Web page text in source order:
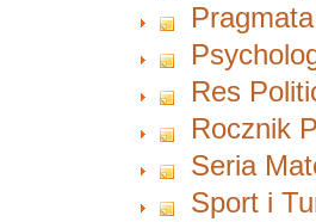
Res
Rocznik
Seria
Sport i